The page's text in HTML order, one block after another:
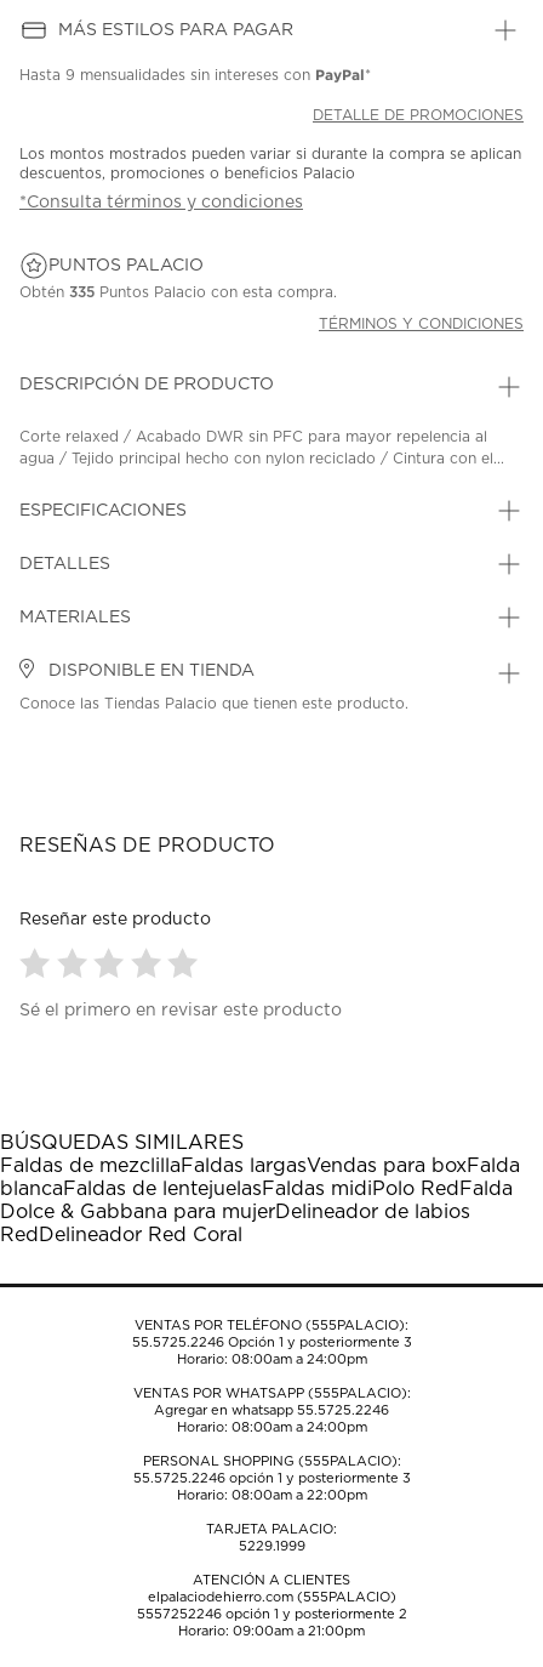
MÁS ESTILOS PARA PAGAR
Hasta 9 mensualidades sin intereses con PayPal*
DETALLE DE PROMOCIONES
Los montos mostrados pueden variar si durante la compra se aplican
descuentos, promociones o beneficios Palacio
*Consulta términos y condiciones
PUNTOS PALACIO
Obtén 335 Puntos Palacio con esta compra.
TÉRMINOS Y CONDICIONES
DESCRIPCIÓN DE PRODUCTO
Corte relaxed / Acabado DWR sin PFC para mayor repelencia al
agua / Tejido principal hecho con nylon reciclado / Cintura con el...
ESPECIFICACIONES
DETALLES
MATERIALES
DISPONIBLE EN TIENDA
Conoce las Tiendas Palacio que tienen este producto.
RESEÑAS DE PRODUCTO
Reseñar este producto
para
1
estrella
Esta
acción
abrirá
el
de
para
estrellas.
Esta
acción
abrirá
el
de
para
estrellas.
Esta
acción
abrirá
el
de
para
estrellas.
Esta
acción
abrirá
el
de
para
estrellas.
Esta
acción
abrirá
el
de
Sé el primero en revisar este producto
BÚSQUEDAS SIMILARES
Faldas de mezclillaFaldas largasVendas para boxFalda
blancaFaldas de lentejuelasFaldas midiPolo Red Falda
Dolce & Gabbana para mujerDelineador de labios
Red Delineador Red Coral
VENTAS POR TELÉFONO (555PALACIO):
55.5725.2246Opción 1 y posteriormente 3
Horario: 08:00am a 24:00pm
VENTAS POR WHATSAPP (555PALACIO):
Agregar en whatsapp 55.5725.2246
Horario: 08:00am a 24:00pm
PERSONAL SHOPPING (555PALACIO):
55.5725.2246opción 1 y posteriormente 3
Horario: 08:00am a 22:00pm
TARJETA PALACIO:
5229.1999
ATENCIÓN A CLIENTES
elpalaciodehierro.com (555PALACIO)
5557252246opción 1 y posteriormente 2
Horario: 09:00am a 21:00pm